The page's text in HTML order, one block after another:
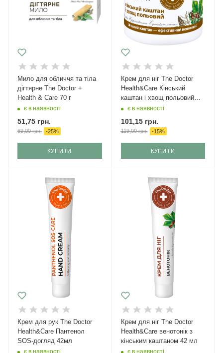
Мило для обличчя та тіла
дігтярне The Doctor +
Health & Care 70 г
є в наявності
51,75 грн.
69,00грн. -25%
КУПИТИ
Крем для ніг The Doctor
Health&Care Кінський
каштан і хвощ польовий
Профілактика варикозу 250
є в наявності
101,15грн.
119,00грн. -15%
КУПИТИ
Крем для рук The Doctor
Health&Care Пантенол
SOS-догляд 42мл
є в наявності
Крем для ніг The Doctor
Health&Care венотонік з
кінським каштаном 42 мл
є в наявності